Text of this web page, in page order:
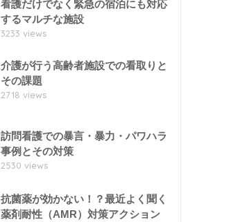
看護だけでなく緊急の宿泊にも対応
するマルチな施設
3233 views
介護が行う高齢者施設での看取りと
その課題
2718 views
訪問看護での暴言・暴力・パワハラ
事例とその対策
2530 views
抗菌薬が効かない！？最近よく聞く
薬剤耐性（AMR）対策アクション